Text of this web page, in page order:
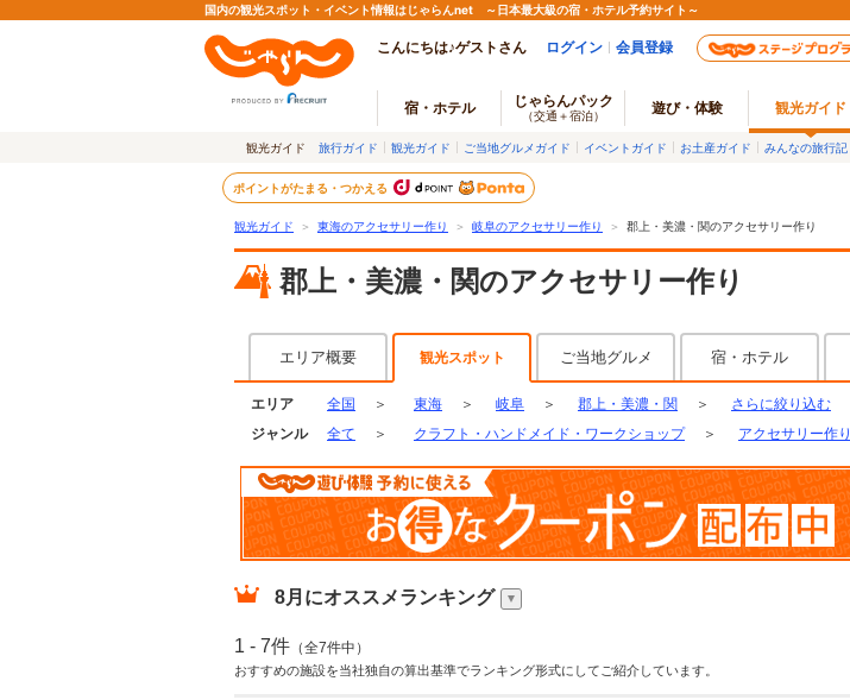
国内の観光スポット・イベント情報はじゃらんnet ～日本最大級の宿・ホテル予約サイト～
こんにちは♪ゲストさん ログイン 会員登録
宿・ホテル じゃらんパック
（交通＋宿泊） 遊び・体験 観光ガイド
観光ガイド 旅行ガイド 観光ガイド ご当地グルメガイド イベントガイド お土産ガイド みんなの旅行記
ポイントがたまる・つかえる
観光ガイド ＞ 東海のアクセサリー作り ＞ 岐阜のアクセサリー作り ＞ 郡上・美濃・関のアクセサリー作り
郡上・美濃・関のアクセサリー作り
エリア概要 観光スポット ご当地グルメ 宿・ホテル
エリア 全国 ＞ 東海 ＞ 岐阜 ＞ 郡上・美濃・関 ＞
さらに絞り込む
ジャンル
全て ＞ クラフト・ハンドメイド・ワークショップ ＞ アクセサリー作り
8月 にオススメランキング
1 - 7件 （全7件中）
おすすめの施設を当社独自の算出基準でランキング形式にしてご紹介しています。